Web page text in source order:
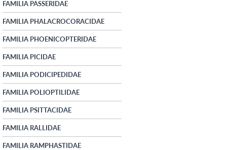
FAMILIA PASSERIDAE
FAMILIA PHALACROCORACIDAE
FAMILIA PHOENICOPTERIDAE
FAMILIA PICIDAE
FAMILIA PODICIPEDIDAE
FAMILIA POLIOPTILIDAE
FAMILIA PSITTACIDAE
FAMILIA RALLIDAE
FAMILIA RAMPHASTIDAE